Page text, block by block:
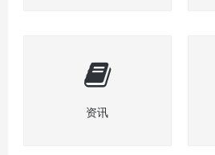
资讯